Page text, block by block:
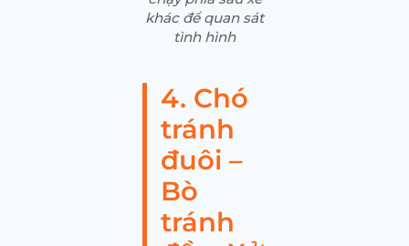
khác để quan sát
tình hình
4. Chó
tránh
đuôi –
Bò
tránh